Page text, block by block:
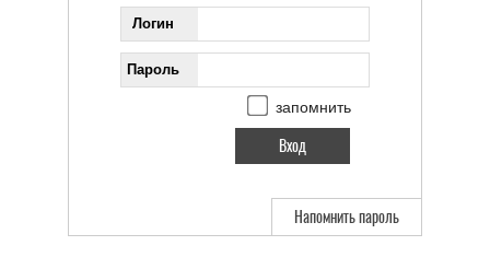
Логин
Пароль
запомнить
Напомнить пароль